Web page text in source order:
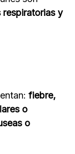
y
fiebre,
o
o